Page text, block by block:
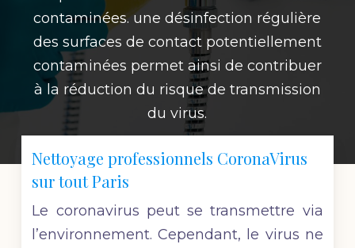
contaminées. une désinfection régulière
des surfaces de contact potentiellement
contaminées permet ainsi de contribuer
à la réduction du risque de transmission
du virus.
Nettoyage professionnels CoronaVirus
sur tout Paris
Le coronavirus peut se transmettre via
l’environnement. Cependant, le virus ne